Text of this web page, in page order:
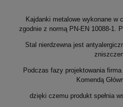
Kajdanki metalowe wykonane w
zgodnie z normą PN-EN 10088-1.
Stal nierdzewna jest
Podczas fazy projektowania
Komendą
dzięki czemu produkt spełnia